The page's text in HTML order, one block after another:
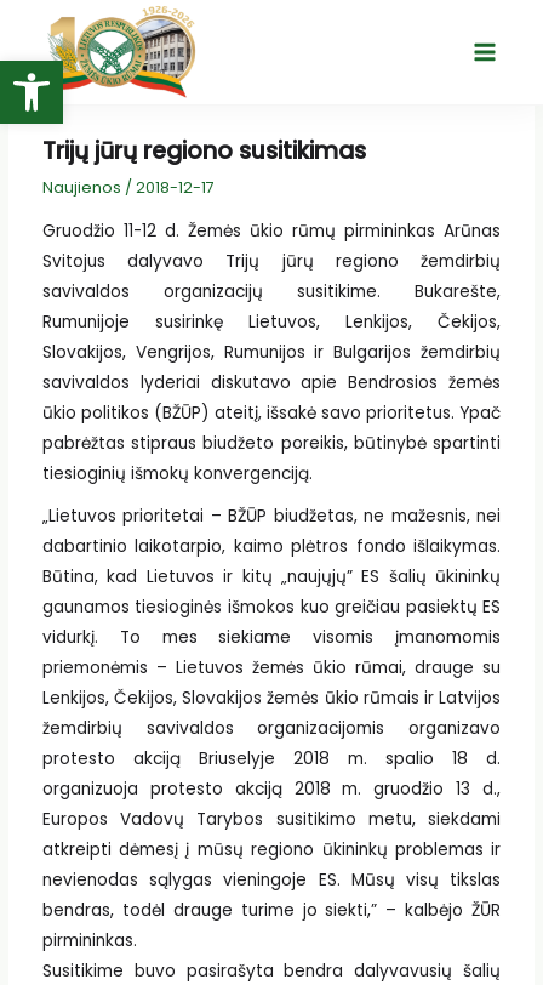
Open toolbar
turinio
Main
Trijų jūrų regiono susitikimas
Naujienos / 2018-12-17
Gruodžio 11-12 d. Žemės ūkio rūmų pirmininkas Arūnas
Svitojus dalyvavo Trijų jūrų regiono žemdirbių
savivaldos organizacijų susitikime. Bukarešte,
Rumunijoje susirinkę Lietuvos, Lenkijos, Čekijos,
Slovakijos, Vengrijos, Rumunijos ir Bulgarijos žemdirbių
savivaldos lyderiai diskutavo apie Bendrosios žemės
ūkio politikos (BŽŪP) ateitį, išsakė savo prioritetus. Ypač
pabrėžtas stipraus biudžeto poreikis, būtinybė spartinti
tiesioginių išmokų konvergenciją.
„Lietuvos prioritetai – BŽŪP biudžetas, ne mažesnis, nei
dabartinio laikotarpio, kaimo plėtros fondo išlaikymas.
Būtina, kad Lietuvos ir kitų „naujųjų” ES šalių ūkininkų
gaunamos tiesioginės išmokos kuo greičiau pasiektų ES
vidurkį. To mes siekiame visomis įmanomomis
priemonėmis – Lietuvos žemės ūkio rūmai, drauge su
Lenkijos, Čekijos, Slovakijos žemės ūkio rūmais ir Latvijos
žemdirbių savivaldos organizacijomis organizavo
protesto akciją Briuselyje 2018 m. spalio 18 d.
organizuoja protesto akciją 2018 m. gruodžio 13 d.,
Europos Vadovų Tarybos susitikimo metu, siekdami
atkreipti dėmesį į mūsų regiono ūkininkų problemas ir
nevienodas sąlygas vieningoje ES. Mūsų visų tikslas
bendras, todėl drauge turime jo siekti,” – kalbėjo ŽŪR
pirmininkas.
Susitikime buvo pasirašyta bendra dalyvavusių šalių